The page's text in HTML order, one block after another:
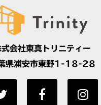
式会社東真トリニティー
県浦安市東野1-18-28